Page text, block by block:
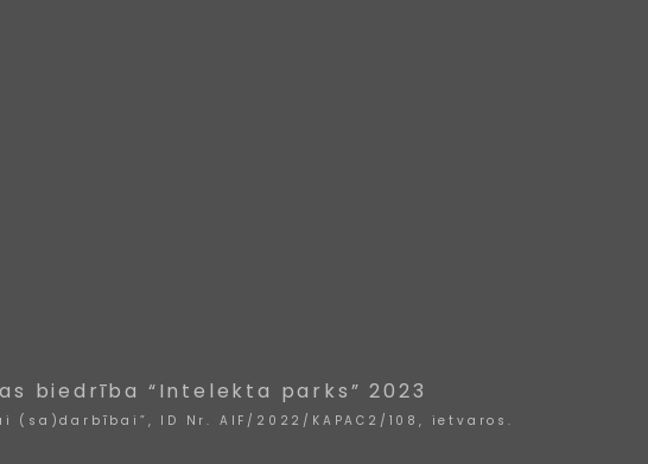
biedrība “Intelekta parks” 2023
ID Nr. AIF/2022/KAPAC2/108, ietvaros.